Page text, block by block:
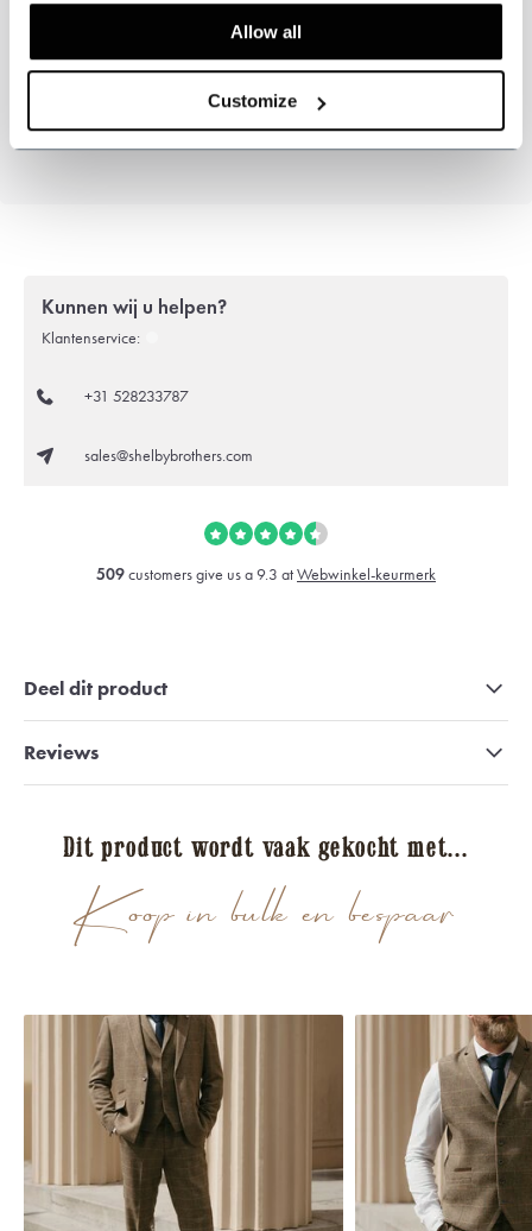
Allow all
Customize
Stof: Visgraat
: lichtbruine en lichtblauwe overcheck
Stofsamenstelling: 90% polyester 10% wol
Kunnen wij u helpen?
Klantenservice:
+31 528233787
sales@shelbybrothers.com
509customers give us a 9.3 atWebwinkel-keurmerk
Deel dit product
Reviews
Koop in bulk en bespaar
Dit product wordt vaak gekocht met...